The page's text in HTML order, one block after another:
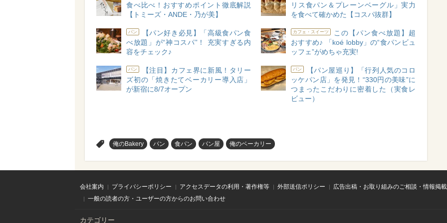
食べ比べ！おすすめポイント徹底解説
【トミーズ・ANDE・乃が美】
リス食パン＆プレーンベーグル」実力
を食べて確かめた【コスパ抜群】
パン
【パン好き必見】「高級食パン食
べ放題」が“神コスパ”！ 充実すぎる内
容をチェック♪
カフェ・スイーツ
この【パン食べ放題】超
おすすめ♪ 「koé lobby」の“食パンビュ
ッフェ”がめちゃ充実!
パン
【注目】カフェ界に新風！タリー
ズ初の「焼きたてベーカリー導入店」
が新宿に8/7オープン
パン
【パン屋巡り】「行列人気のコロ
ッケパン店」を発見！“330円の美味”に
つまったこだわりに密着した（実食レ
ビュー）
俺のBakery パン 食パン パン屋 俺のベーカリー
会社案内 プライバシーポリシー アクセスデータの利用・著作権等 外部送信ポリシー
広告出稿・お取り組みのご相談・情報掲
一般の読者の方・ユーザーの方からのお問い合わせ
カテゴリー